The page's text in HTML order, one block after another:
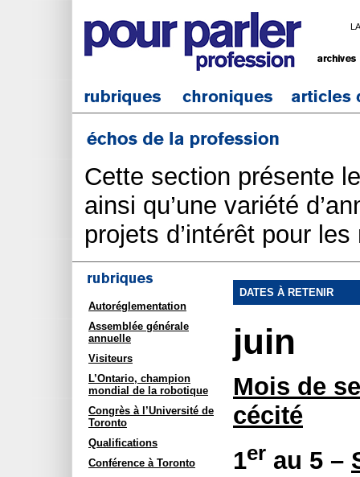
Cette section présente
ainsi qu’une variété
projets d’intérêt pour
Autoréglementation
Assemblée générale
annuelle
Visiteurs
L’Ontario, champion
mondial de la robotique
Congrès à l’Université de
Toronto
Qualifications
Conférence à Toronto
DATES À RETENIR
juin
Mois de
cécité
1er au 5 –